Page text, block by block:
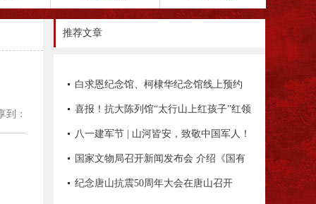
推荐文章
白求恩纪念馆、柯棣华纪念馆线上预约
平台正式开通！
喜报！抗大陈列馆“太行山上红孩子”红领
巾讲解员项目入选全国典型项目
八一建军节 | 山河皆安，致敬中国军人！
国家文物局召开新闻发布会 介绍《国有
文物资源数据管理办法》《革命文物保
纪念唐山抗震50周年大会在唐山召开
到：